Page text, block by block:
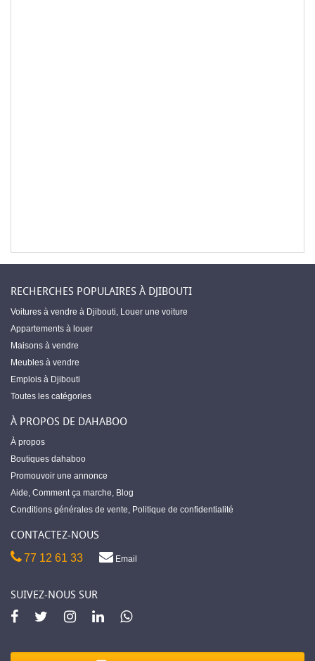
RECHERCHES POPULAIRES À DJIBOUTI
Voitures à vendre à Djibouti, Louer une voiture
Appartements à louer
Maisons à vendre
Meubles à vendre
Emplois à Djibouti
Toutes les catégories
À PROPOS DE DAHABOO
À propos
Boutiques dahaboo
Promouvoir une annonce
Aide, Comment ça marche, Blog
Conditions générales de vente, Politique de confidentialité
CONTACTEZ-NOUS
77 12 61 33 Email
SUIVEZ-NOUS SUR